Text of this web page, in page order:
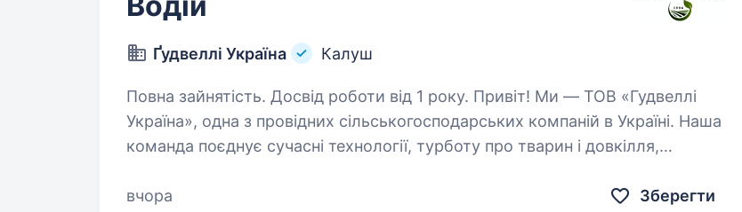
Ґудвеллі Україна Калуш
Повна зайнятість. Досвід роботи від 1 року. Привіт! Ми — ТОВ «Гудвеллі
Україна», одна з провідних сільськогосподарських компаній в Україні. Наша
команда поєднує сучасні технології, турботу про тварин і довкілля,
вчора
Зберегти